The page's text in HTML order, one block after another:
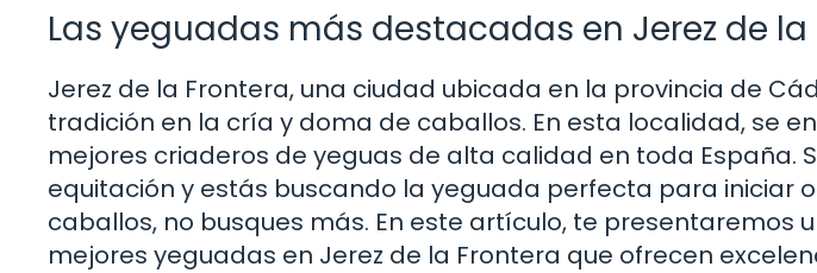
Las yeguadas más destacadas en Jerez de la
Jerez de la Frontera, una ciudad ubicada en la provincia de
tradición en la cría y doma de caballos. En esta localidad, se
mejores criaderos de yeguas de alta calidad en toda España.
equitación y estás buscando la yeguada perfecta para iniciar
caballos, no busques más. En este artículo, te presentaremos
mejores yeguadas en Jerez de la Frontera que ofrecen